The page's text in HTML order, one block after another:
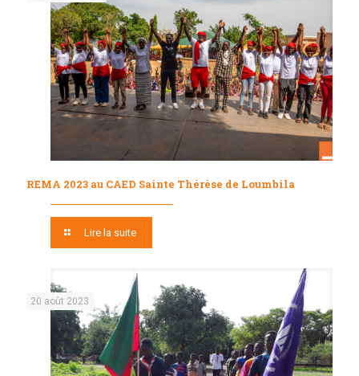
REMA 2023 au CAED Sainte Thérèse de Loumbila
Lire la suite
20 août 2023